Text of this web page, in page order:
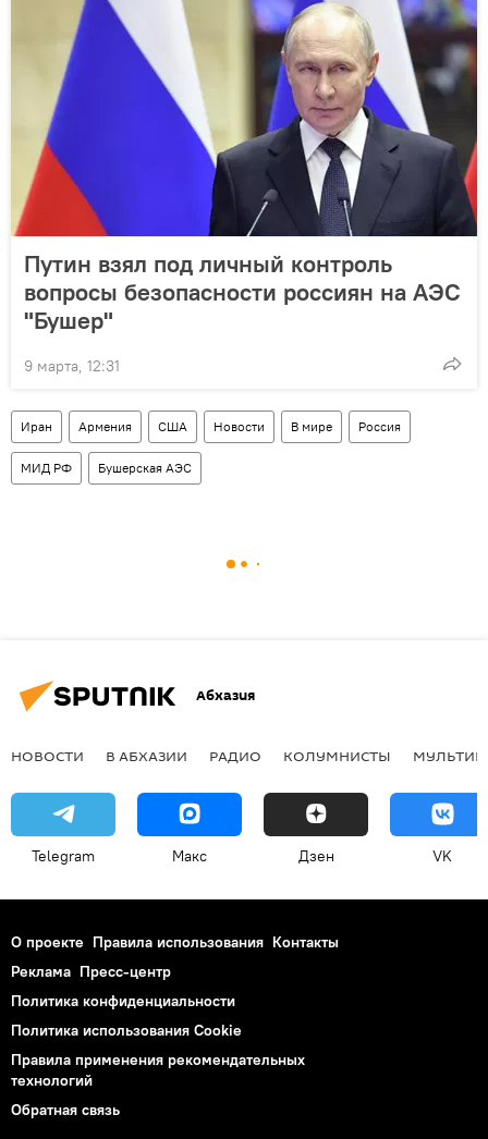
Путин взял под личный контроль
вопросы безопасности россиян на АЭС
"Бушер"
9 марта, 12:31
Иран Армения США Новости В мире Россия
МИД РФ Бушерская АЭС
Абхазия
НОВОСТИ В АБХАЗИИ РАДИО КОЛУМНИСТЫ
Telegram Макс Дзен VK
О проекте Правила использования Контакты
Реклама Пресс-центр
Политика конфиденциальности
Политика использования Cookie
Правила применения рекомендательных
технологий
Обратная связь